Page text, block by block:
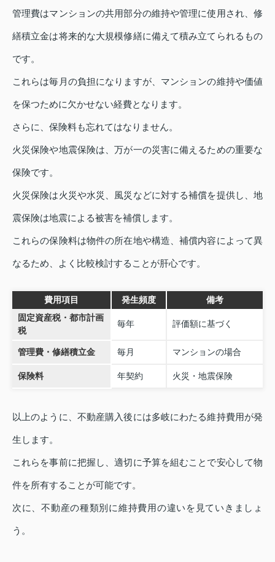
管理費はマンションの共用部分の維持や管理に使用され、修
繕積立金は将来的な大規模修繕に備えて積み立てられるもの
です。
これらは毎月の負担になりますが、マンションの維持や価値
を保つために欠かせない経費となります。
さらに、保険料も忘れてはなりません。
火災保険や地震保険は、万が一の災害に備えるための重要な
保険です。
火災保険は火災や水災、風災などに対する補償を提供し、地
震保険は地震による被害を補償します。
これらの保険料は物件の所在地や構造、補償内容によって異
なるため、よく比較検討することが肝心です。
費用項目 発生頻度
備考
固定資産税・都市計画
税
毎年 評価額に基づく
管理費・修繕積立金 毎月 マンションの場合
保険料 年契約 火災・地震保険
以上のように、不動産購入後には多岐にわたる維持費用が発
生します。
これらを事前に把握し、適切に予算を組むことで安心して物
件を所有することが可能です。
次に、不動産の種類別に維持費用の違いを見ていきましょ
う。